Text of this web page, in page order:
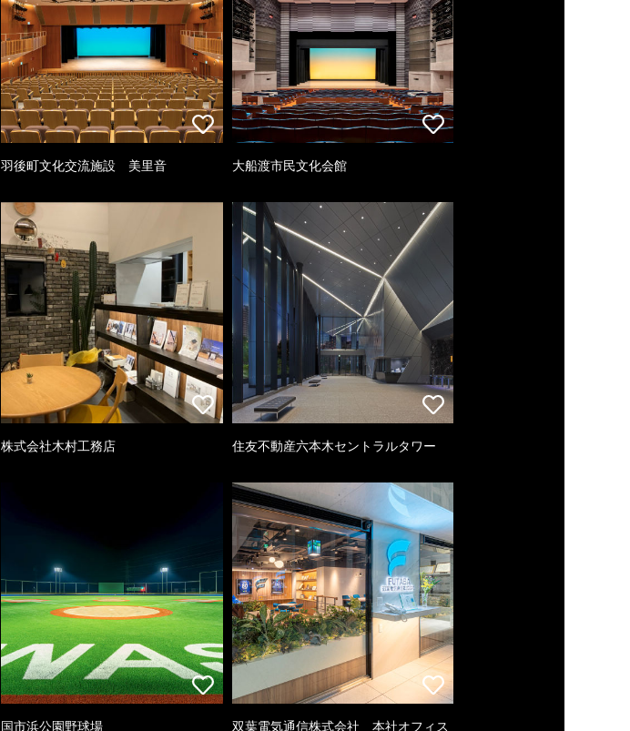
羽後町文化交流施設 美里音 大船渡市民文化会館
株式会社木村工務店 住友不動産六本木セントラルタワー
国市浜公園野球場 双葉電気通信株式会社 本社オフィス